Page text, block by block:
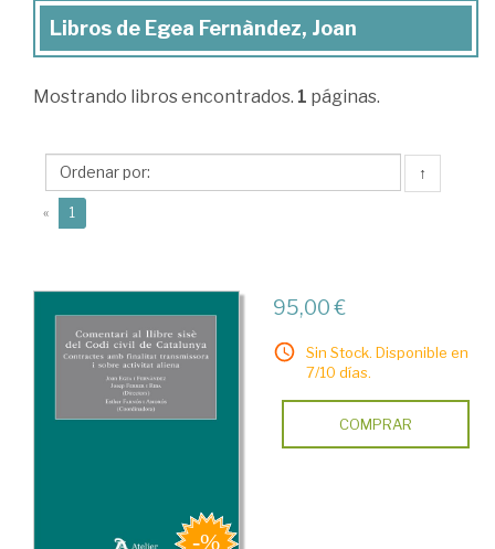
Libros
Egea
Joan
Libros de Egea Fernàndez, Joan
Mostrando libros encontrados. 1 páginas.
↑
« 1
95,00 €
Sin Stock. Disponible en
7/10 días.
COMPRAR